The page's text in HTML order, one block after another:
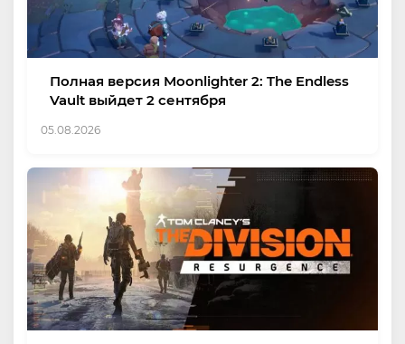
Полная версия Moonlighter 2: The Endless
Vault выйдет 2 сентября
05.08.2026